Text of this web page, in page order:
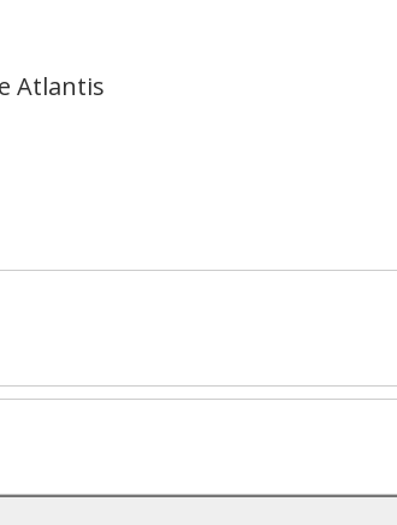
Atlantis